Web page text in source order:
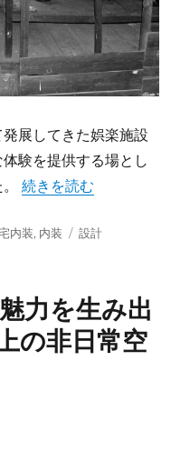
展してきた娯楽施設
験を提供する場とし
。“ナイトクラブが創り出
続きを読む
内装, 内装
タ
設計
力を生み出
の非日常空